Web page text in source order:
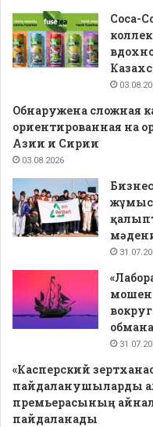
Coca-
Обнаружена сложная
ориентированная на
Азии и Сирии
03.08.2026
«Касперский
пайдаланушыларды
премьерасының
пайдаланады